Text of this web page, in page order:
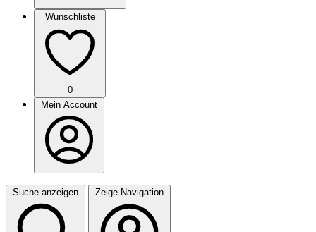
Wunschliste
0
Mein Account
Suche anzeigen Zeige Navigation